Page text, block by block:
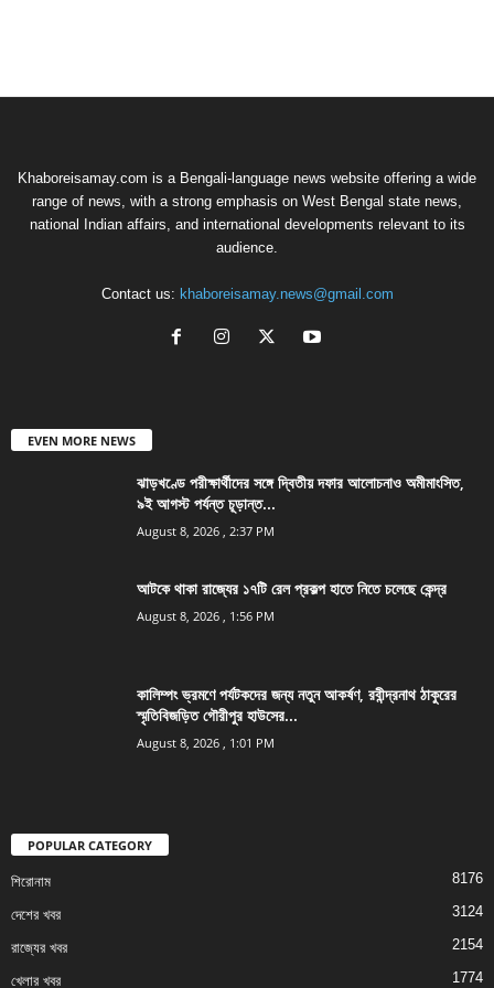
Khaboreisamay.com is a Bengali-language news website offering a wide
range of news, with a strong emphasis on West Bengal state news,
national Indian affairs, and international developments relevant to its
audience.
Contact us: khaboreisamay.news@gmail.com
EVEN MORE NEWS
ঝাড়খণ্ডে পরীক্ষার্থীদের সঙ্গে দ্বিতীয় দফার আলোচনাও অমীমাংসিত,
৯ই আগস্ট পর্যন্ত চূড়ান্ত...
August 8, 2026 , 2:37 PM
আটকে থাকা রাজ্যের ১৭টি রেল প্রকল্প হাতে নিতে চলেছে কেন্দ্র
August 8, 2026 , 1:56 PM
কালিম্পং ভ্রমণে পর্যটকদের জন্য নতুন আকর্ষণ, রবীন্দ্রনাথ ঠাকুরের
স্মৃতিবিজড়িত গৌরীপুর হাউসের...
August 8, 2026 , 1:01 PM
POPULAR CATEGORY
শিরোনাম 8176
দেশের খবর 3124
রাজ্যের খবর 2154
খেলার খবর 1774